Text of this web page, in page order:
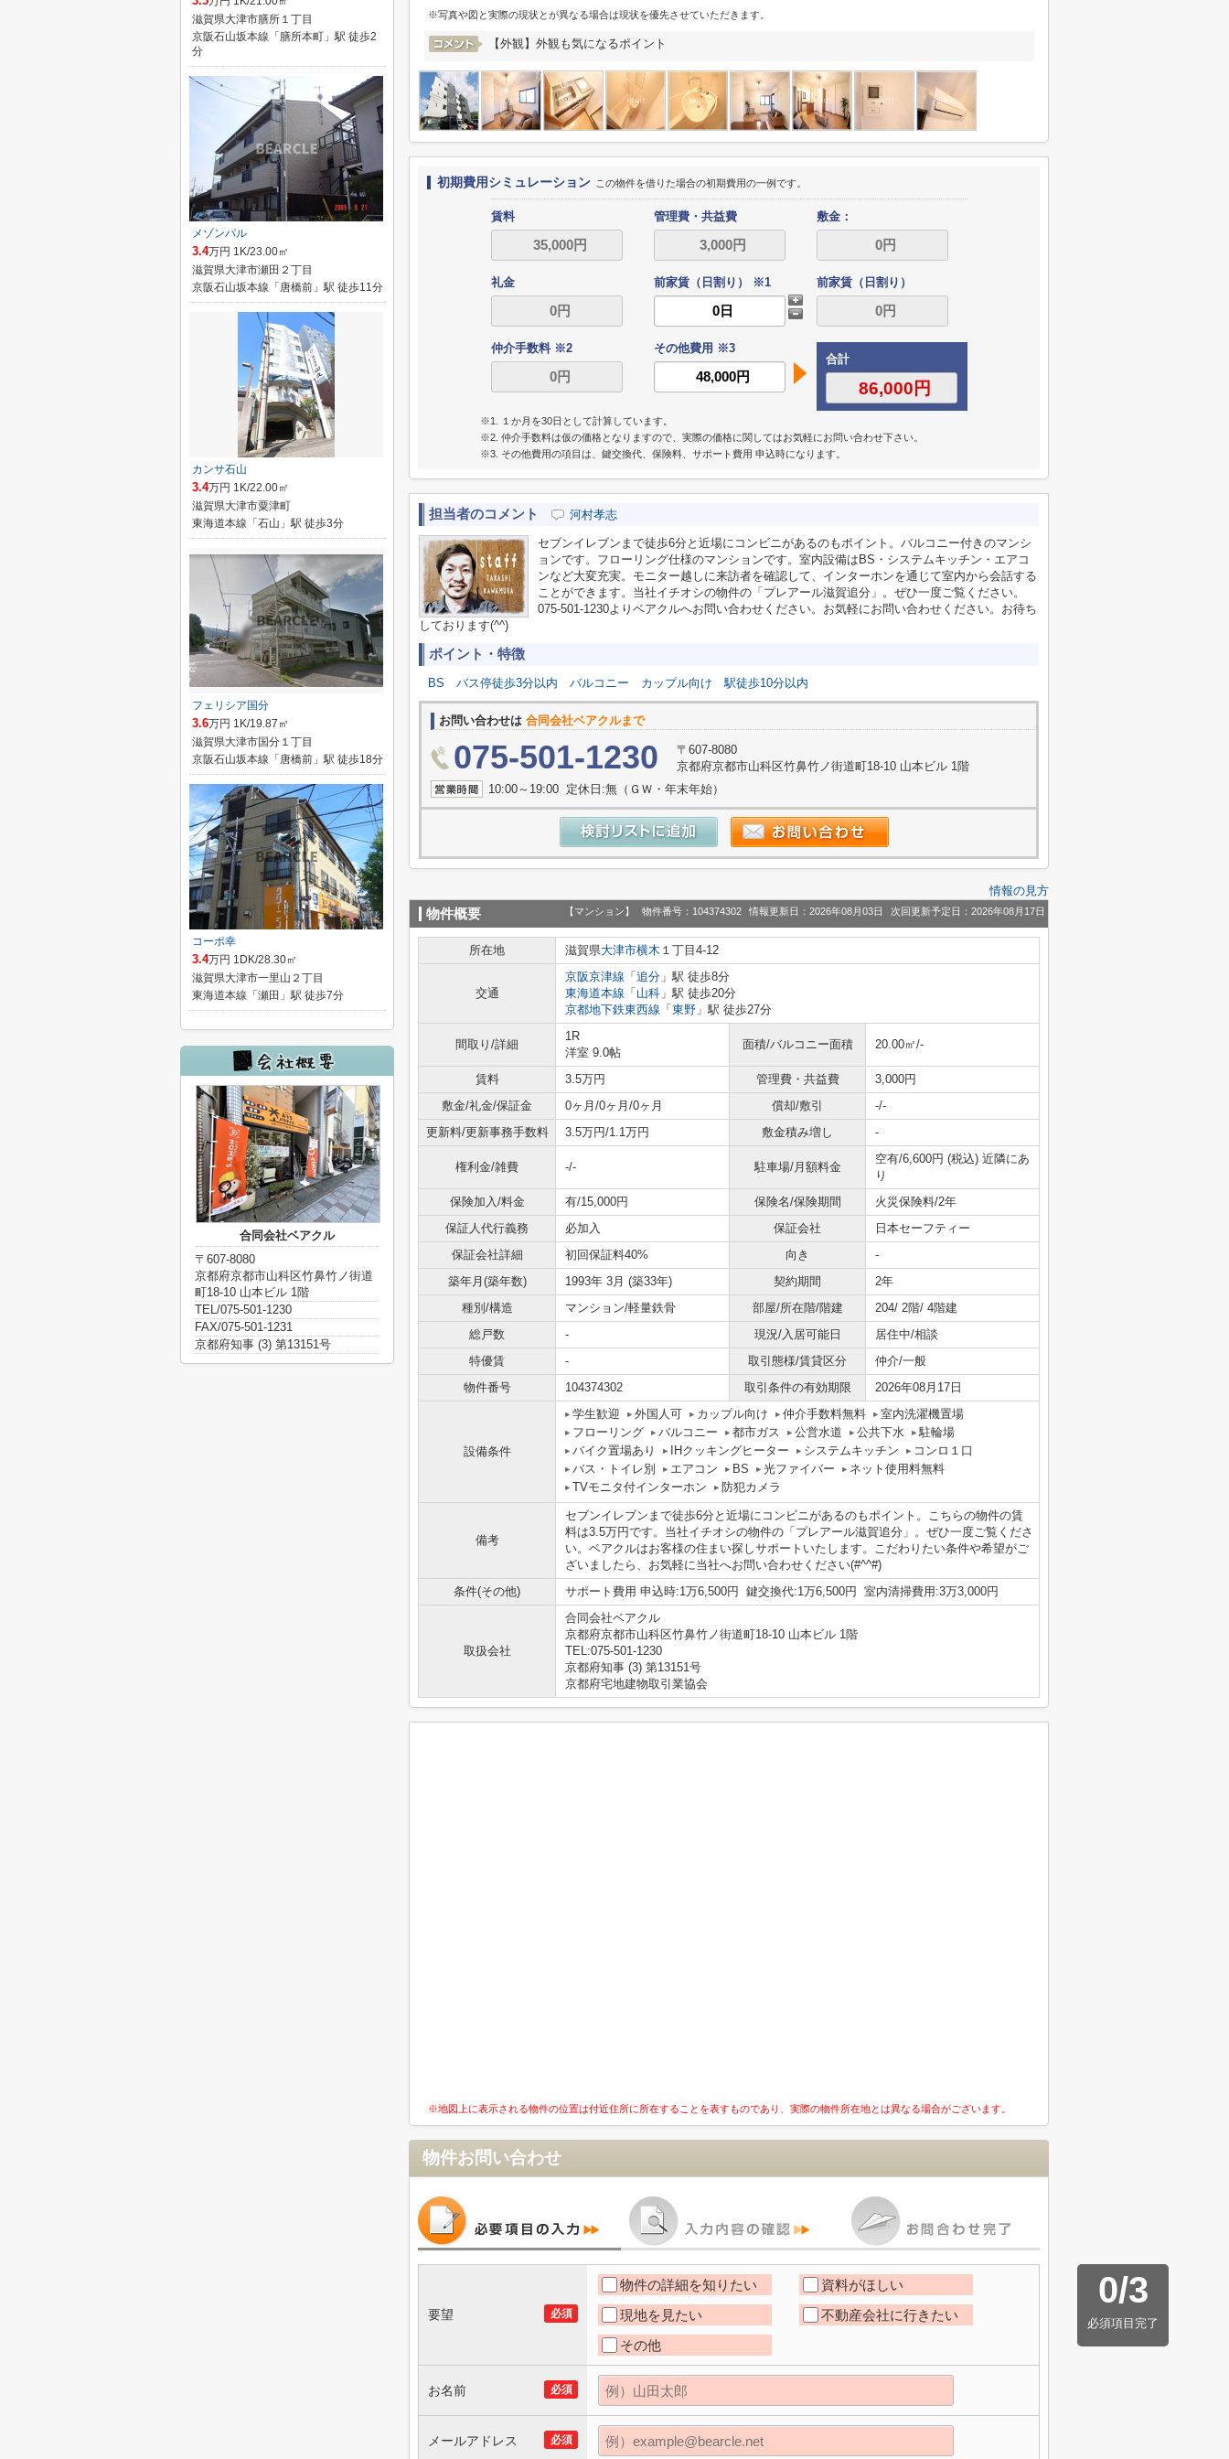
※写真や図と実際の現状とが異なる場合は現状を優先させていただきます。
【外観】外観も気になるポイント
初期費用シミュレーション この物件を借りた場合の初期費用の一例です。
賃料 管理費・共益費 敷金：
礼金 前家賃（日割り） ※1 前家賃（日割り）
仲介手数料 ※2
その他費用 ※3
合計
※1. １か月を30日として計算しています。
※2. 仲介手数料は仮の価格となりますので、実際の価格に関してはお気軽にお問い合わせ下さい。
※3. その他費用の項目は、鍵交換代、保険料、サポート費用 申込時になります。
担当者のコメント 河村孝志
セブンイレブンまで徒歩6分と近場にコンビニがあるのもポイント。バルコニー付きのマンシ
ョンです。フローリング仕様のマンションです。室内設備はBS・システムキッチン・エアコ
ンなど大変充実。モニター越しに来訪者を確認して、インターホンを通じて室内から会話する
ことができます。当社イチオシの物件の「プレアール滋賀追分」。ぜひ一度ご覧ください。
075-501-1230よりベアクルへお問い合わせください。お気軽にお問い合わせください。お待ち
しております(^^)
ポイント・特徴
BS バス停徒歩3分以内 バルコニー カップル向け 駅徒歩10分以内
お問い合わせは 合同会社ベアクルまで
075-501-1230
〒607-8080
京都府京都市山科区竹鼻竹ノ街道町18-10 山本ビル 1階
10:00～19:00 定休日:無（ＧＷ・年末年始）
情報の見方
物件概要 【マンション】 物件番号：104374302 情報更新日：2026年08月03日 次回更新予定日：2026年08月17日
所在地 滋賀県大津市横木 １丁目4-12
交通
京阪京津線 「 追分 」駅 徒歩8分
東海道本線 「 山科 」駅 徒歩20分
京都地下鉄東西線 「 東野 」駅 徒歩27分
間取り/詳細
1R
洋室 9.0帖
面積/バルコニー面積 20.00㎡/-
賃料 3.5万円 管理費・共益費
3,000円
敷金/礼金/保証金
0ヶ月/0ヶ月/0ヶ月 償却/敷引
-/-
更新料/更新事務手数料
3.5万円/1.1万円 敷金積み増し -
権利金/雑費 -/- 駐車場/月額料金
空有/6,600円 (税込) 近隣にあ
り
保険加入/料金
有/15,000円 保険名/保険期間
火災保険料/2年
保証人代行義務
必加入 保証会社
日本セーフティー
保証会社詳細
初回保証料40% 向き
-
築年月(築年数)
1993年 3月 (築33年) 契約期間
2年
種別/構造
マンション/軽量鉄骨 部屋/所在階/階建
204/ 2階/ 4階建
総戸数
- 現況/入居可能日
居住中/相談
特優賃
- 取引態様/賃貸区分
仲介/一般
物件番号
104374302 取引条件の有効期限 2026年08月17日
設備条件
学生歓迎 外国人可 カップル向け 仲介手数料無料
室内洗濯機置場
フローリング
バルコニー 都市ガス 公営水道 公共下水
駐輪場
バイク置場あり
IHクッキングヒーター システムキッチン
コンロ１口
バス・トイレ別
エアコン BS 光ファイバー
ネット使用料無料
TVモニタ付インターホン
防犯カメラ
備考
セブンイレブンまで徒歩6分と近場にコンビニがあるのもポイント。こちらの物件の賃
料は3.5万円です。当社イチオシの物件の「プレアール滋賀追分」。ぜひ一度ご覧くださ
い。ベアクルはお客様の住まい探しサポートいたします。こだわりたい条件や希望がご
ざいましたら、お気軽に当社へお問い合わせください(#^^#)
条件(その他)
サポート費用 申込時:1万6,500円 鍵交換代:1万6,500円 室内清掃費用:3万3,000円
取扱会社
合同会社ベアクル
京都府京都市山科区竹鼻竹ノ街道町18-10 山本ビル 1階
TEL:075-501-1230
京都府知事 (3) 第13151号
京都府宅地建物取引業協会
※地図上に表示される物件の位置は付近住所に所在することを表すものであり、実際の物件所在地とは異なる場合がございます。
物件お問い合わせ
0/3
必須項目完了
必須
要望
物件の詳細を知りたい
資料がほしい
現地を見たい
不動産会社に行きたい
その他
必須
お名前
必須
メールアドレス
滋賀県大津市膳所１丁目
京阪石山坂本線「膳所本町」駅 徒歩2
分
メゾンパル
3.4万円 1K/23.00㎡
滋賀県大津市瀬田２丁目
京阪石山坂本線「唐橋前」駅 徒歩11分
カンサ石山
3.4万円 1K/22.00㎡
滋賀県大津市粟津町
東海道本線「石山」駅 徒歩3分
フェリシア国分
3.6万円 1K/19.87㎡
滋賀県大津市国分１丁目
京阪石山坂本線「唐橋前」駅 徒歩18分
コーポ幸
3.4万円 1DK/28.30㎡
滋賀県大津市一里山２丁目
東海道本線「瀬田」駅 徒歩7分
合同会社ベアクル
〒607-8080
京都府京都市山科区竹鼻竹ノ街道
町18-10 山本ビル 1階
TEL/075-501-1230
FAX/075-501-1231
京都府知事 (3) 第13151号